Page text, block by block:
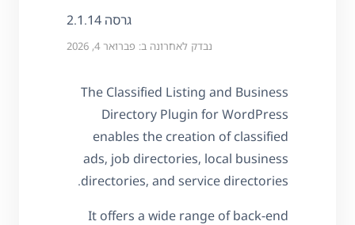
גרסה 2.1.14
נבדק לאחרונה ב: פברואר 4, 2026
The Classified Listing and Business
Directory Plugin for WordPress
enables the creation of classified
ads, job directories, local business
directories, and service directories.
It offers a wide range of back-end